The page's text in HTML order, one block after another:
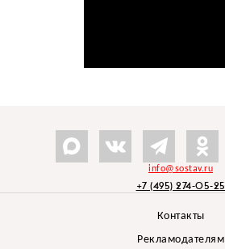
info@sostav.ru
+7 (495) 274-05-25
Контакты
Рекламодателям